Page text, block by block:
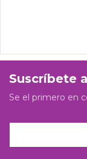
Suscríbete
Se el primero en